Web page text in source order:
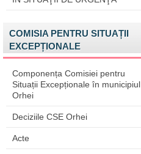
COMISIA PENTRU SITUAȚII
EXCEPȚIONALE
Componența Comisiei pentru
Situații Excepționale în municipiul
Orhei
Deciziile CSE Orhei
Acte